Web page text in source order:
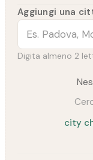
Aggiungi una
Digita almeno 2
city